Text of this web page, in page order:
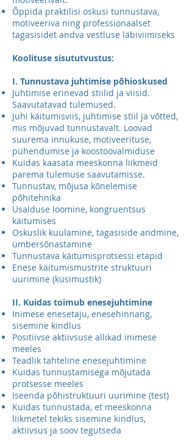
Õppida praktilisi oskusi tunnustava,
motiveeriva ning professionaalset
tagasisidet andva vestluse läbiviimiseks
Koolituse sisututvustus:
I. Tunnustava juhtimise põhioskused
Juhtimise erinevad stiilid ja viisid.
Saavutatavad tulemused.
Juhi käitumisviis, juhtimise stiil ja võtted,
mis mõjuvad tunnustavalt. Loovad
suurema innukuse, motiveerituse,
pühendumise ja koostöövalmiduse
Kuidas kaasata meeskonna liikmeid
parema tulemuse saavutamisse.
Tunnustav, mõjusa kõnelemise
põhitehnika
Usalduse loomine, kongruentsus
käitumises
Oskuslik kuulamine, tagasiside andmine,
ümbersõnastamine
Tunnustava käitumisprotsessi etapid
Enese käitumismustrite struktuuri
uurimine (küsimustik)
II. Kuidas toimub enesejuhtimine
Inimese enesetaju, enesehinnang,
sisemine kindlus
Positiivse aktiivsuse allikad inimese
meeles
Teadlik tahteline enesejuhtimine
Kuidas tunnustamisega mõjutada
protsesse meeles
Iseenda põhistruktuuri uurimine (test)
Kuidas tunnustada, et meeskonna
liikmetel tekiks sisemine kindlus,
aktiivsus ja soov tegutseda